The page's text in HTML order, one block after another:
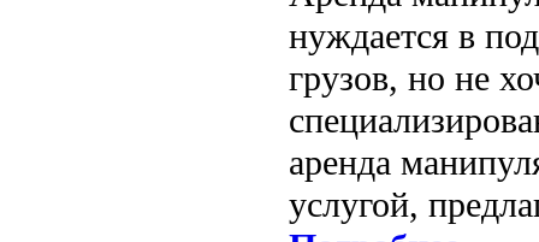
нуждается в
грузов, но не
аренда
услугой,